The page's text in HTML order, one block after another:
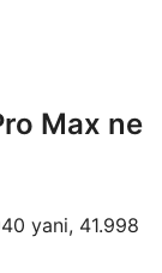
Max ne
yani, 41.998